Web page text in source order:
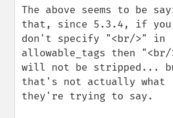
The above seems to be
that, since 5.3.4, if you
don't specify "<br/>" in
allowable_tags then "<br/
will not be stripped...
that's not actually what
they're trying to say.